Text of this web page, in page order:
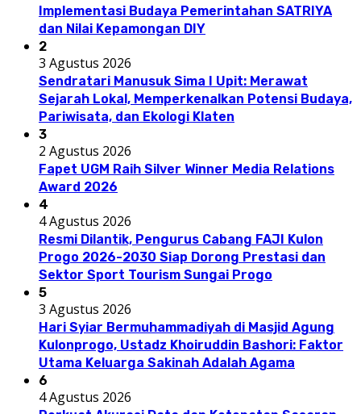
Implementasi Budaya Pemerintahan SATRIYA
dan Nilai Kepamongan DIY
2
3 Agustus 2026
Sendratari Manusuk Sima I Upit: Merawat
Sejarah Lokal, Memperkenalkan Potensi Budaya,
Pariwisata, dan Ekologi Klaten
3
2 Agustus 2026
Fapet UGM Raih Silver Winner Media Relations
Award 2026
4
4 Agustus 2026
Resmi Dilantik, Pengurus Cabang FAJI Kulon
Progo 2026-2030 Siap Dorong Prestasi dan
Sektor Sport Tourism Sungai Progo
5
3 Agustus 2026
Hari Syiar Bermuhammadiyah di Masjid Agung
Kulonprogo, Ustadz Khoiruddin Bashori: Faktor
Utama Keluarga Sakinah Adalah Agama
6
4 Agustus 2026